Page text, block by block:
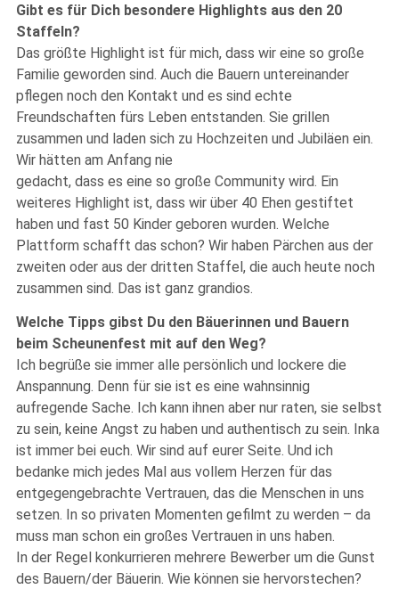
Gibt es für Dich besondere Highlights aus den 20
Staffeln?
Das größte Highlight ist für mich, dass wir eine so große
Familie geworden sind. Auch die Bauern untereinander
pflegen noch den Kontakt und es sind echte
Freundschaften fürs Leben entstanden. Sie grillen
zusammen und laden sich zu Hochzeiten und Jubiläen ein.
Wir hätten am Anfang nie
gedacht, dass es eine so große Community wird. Ein
weiteres Highlight ist, dass wir über 40 Ehen gestiftet
haben und fast 50 Kinder geboren wurden. Welche
Plattform schafft das schon? Wir haben Pärchen aus der
zweiten oder aus der dritten Staffel, die auch heute noch
zusammen sind. Das ist ganz grandios.
Welche Tipps gibst Du den Bäuerinnen und Bauern
beim Scheunenfest mit auf den Weg?
Ich begrüße sie immer alle persönlich und lockere die
Anspannung. Denn für sie ist es eine wahnsinnig
aufregende Sache. Ich kann ihnen aber nur raten, sie selbst
zu sein, keine Angst zu haben und authentisch zu sein. Inka
ist immer bei euch. Wir sind auf eurer Seite. Und ich
bedanke mich jedes Mal aus vollem Herzen für das
entgegengebrachte Vertrauen, das die Menschen in uns
setzen. In so privaten Momenten gefilmt zu werden – da
muss man schon ein großes Vertrauen in uns haben.
In der Regel konkurrieren mehrere Bewerber um die Gunst
des Bauern/der Bäuerin. Wie können sie hervorstechen?